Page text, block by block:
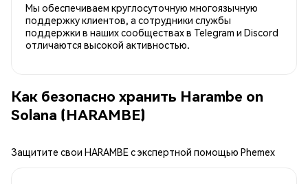
Мы обеспечиваем круглосуточную многоязычную
поддержку клиентов, а сотрудники службы
поддержки в наших сообществах в Telegram и Discord
отличаются высокой активностью.
Как безопасно хранить Harambe on
Solana (HARAMBE)
Защитите свои HARAMBE с экспертной помощью Phemex